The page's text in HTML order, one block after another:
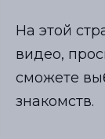
На этой
видео,
сможете
знакомств.